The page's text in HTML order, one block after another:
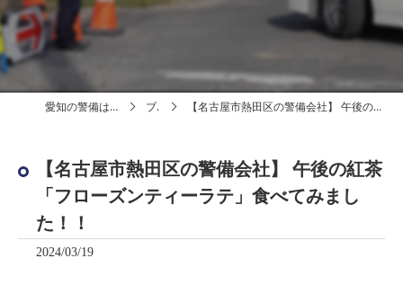
愛知の警備は株式会社アイアール ブログ 【名古屋市熱田区の警備会社】 午後の紅茶「フローズンティーラテ」食べてみました！！
【名古屋市熱田区の警備会社】 午後の紅茶
「フローズンティーラテ」食べてみまし
た！！
2024/03/19